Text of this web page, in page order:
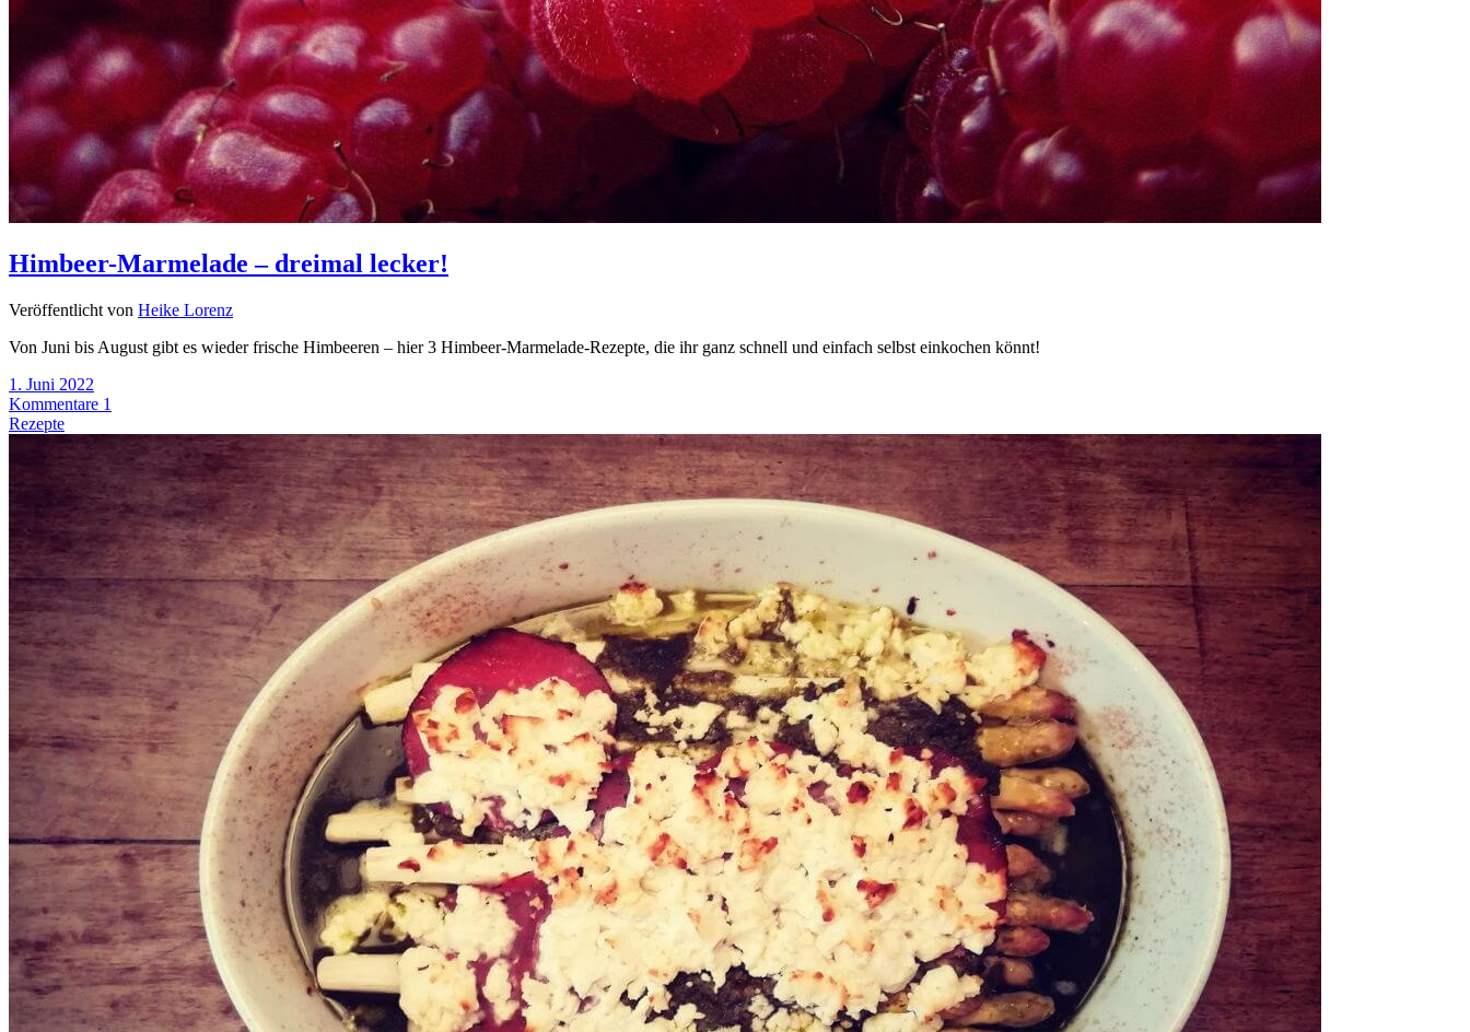
Himbeer-Marmelade – dreimal lecker!
Veröffentlicht von Heike Lorenz
Von Juni bis August gibt es wieder frische Himbeeren – hier 3 Himbeer-Marmelade-Rezepte, die ihr ganz schnell und einfach selbst einkochen könnt!
1. Juni 2022
Kommentare 1
Rezepte